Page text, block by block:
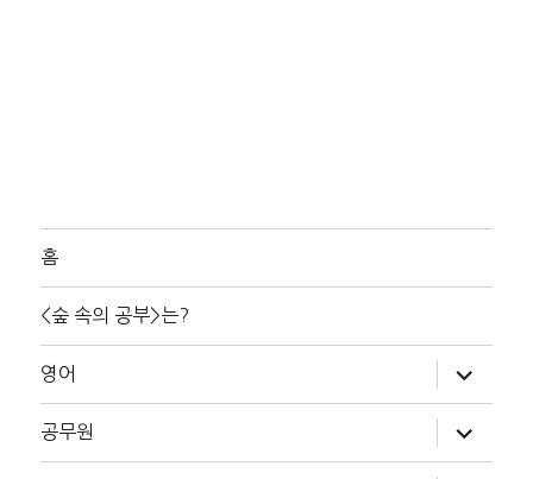
홈
<숲 속의 공부>는?
영어
위
메
확
장
공무원
위
메